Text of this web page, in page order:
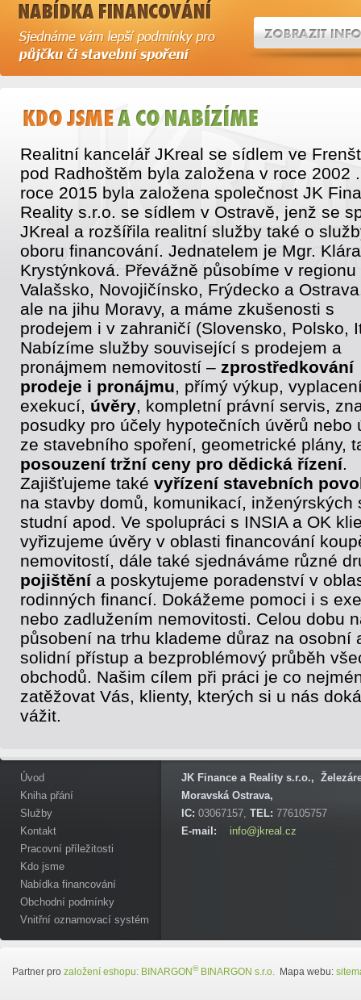
Realitní kancelář JKreal se sídlem ve
pod Radhoštěm byla založena v roce 2002
roce 2015 byla založena společnost JK
Reality s.r.o. se sídlem v Ostravě, jenž se
JKreal a rozšířila realitní služby také o
oboru financování. Jednatelem je Mgr. Klára
Krystýnková. Převážně působíme v regionu
Valašsko, Novojičínsko, Frýdecko a
ale na jihu Moravy, a máme zkušenosti s
prodejem i v zahraničí (Slovensko, Polsko,
Nabízíme služby související s prodejem a
pronájmem nemovitostí – zprostředkování
prodeje i pronájmu, přímý výkup,
exekucí, úvěry, kompletní právní servis,
posudky pro účely hypotečních úvěrů nebo
ze stavebního spoření, geometrické plány,
posouzení tržní ceny pro dědická řízení.
Zajišťujeme také vyřízení stavebních
na stavby domů, komunikací, inženýrských
studní apod. Ve spolupráci s INSIA a OK
vyřizujeme úvěry v oblasti financování
nemovitostí, dále také sjednáváme různé
pojištěnía poskytujeme poradenství v
rodinných financí. Dokážeme pomoci i s
nebo zadlužením nemovitosti. Celou dobu
působení na trhu klademe důraz na osobní
solidní přístup a bezproblémový průběh
obchodů. Našim cílem při práci je co
zatěžovat Vás, klienty, kterých si u nás
vážit.
Úvod
Kniha přání
Služby
Kontakt
Pracovní příležitosti
Kdo jsme
Nabídka financování
Obchodní podmínky
Vnitřní oznamovací systém
JK Finance a Reality s.r.o.,
Moravská Ostrava,
IC: 03067157, TEL: 776105757
E-mail:
info@jkreal.cz
Partner pro založení eshopu: BINARGON®BINARGON s.r.o. Mapa webu: